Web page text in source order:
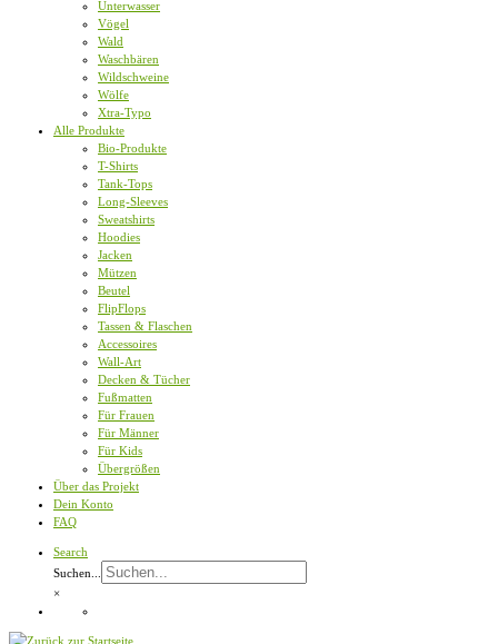
Unterwasser
Vögel
Wald
Waschbären
Wildschweine
Wölfe
Xtra-Typo
Alle Produkte
Bio-Produkte
T-Shirts
Tank-Tops
Long-Sleeves
Sweatshirts
Hoodies
Jacken
Mützen
Beutel
FlipFlops
Tassen & Flaschen
Accessoires
Wall-Art
Decken & Tücher
Fußmatten
Für Frauen
Für Männer
Für Kids
Übergrößen
Über das Projekt
Dein Konto
FAQ
Search
Suchen...
×